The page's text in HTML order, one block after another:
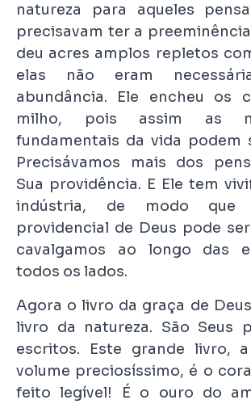
natureza para aqueles
precisavam ter a
deu acres amplos repletos
elas não eram
abundância. Ele encheu os
milho, pois assim as
fundamentais da vida podem
Precisávamos mais dos
Sua providência. E Ele tem
indústria, de modo que
providencial de Deus pode
cavalgamos ao longo das
todos os lados.
Agora o livro da graça de
livro da natureza. São Seus
escritos. Este grande livro,
volume preciosíssimo, é o
feito legível! É o ouro do